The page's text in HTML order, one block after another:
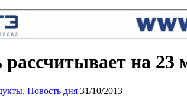
рассчитывает на
, Новость дня 31/10/2013